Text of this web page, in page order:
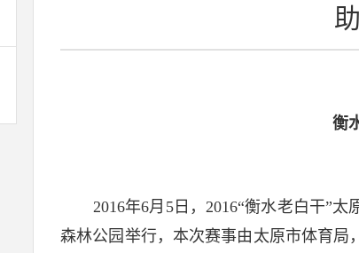
衡
2016年6月5日 ，2016“衡水老白干”
森林公园举行，本次赛事由太原市体育